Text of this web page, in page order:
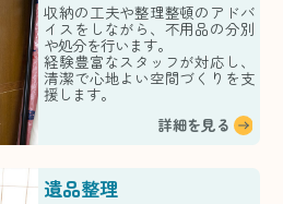
収納の工夫や整理整頓のアドバ
イスをしながら、不用品の分別
や処分を行います。
経験豊富なスタッフが対応し、
清潔で心地よい空間づくりを支
援します。
詳細を見る
遺品整理